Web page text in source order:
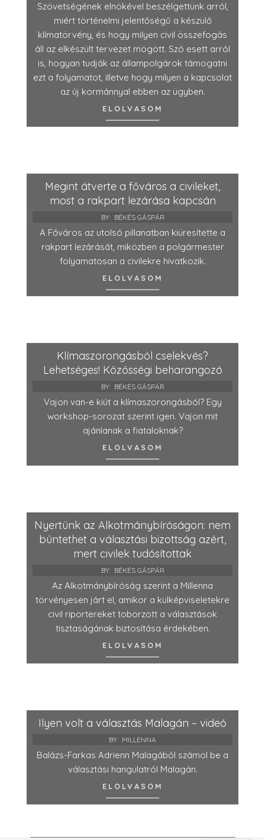
Szövetségének elnökével beszélgettünk arról,
miért történelmi jelentőségű a készülő
klímatörvény, és hogy milyen civil összefogás
áll az elkészült tervezet mögött. Szó esett arról
is, hogyan tudják az állampolgárok támogatni
ezt a folyamatot, illetve hogy milyen a kapcsolat
az új kormánnyal ebben az ügyben.
ELOLVASOM
Megint átverte a főváros a civileket,
most a rakpart lezárása kapcsán
BY: BÉKÉS GÁSPÁR
A Főváros az utolsó pillanatban kiüresítette a
rakpart lezárását, miközben a polgármester
folyamatosan a civilekre hivatkozik.
ELOLVASOM
Klímaszorongásból cselekvés?
Lehetséges! Közösségi beharangozó
BY: BÉKÉS GÁSPÁR
Vajon van-e kiút a klímaszorongásból? Egy
workshop-sorozat szerint igen. Vajon mit
ajánlanak a fiataloknak?
ELOLVASOM
Nyertünk az Alkotmánybíróságon: nem
büntethet a választási bizottság azért,
mert civilek tudósítottak
BY: BÉKÉS GÁSPÁR
Az Alkotmánybíróság szerint a Millenna
törvényesen járt el, amikor a külképviseletekre
civil riportereket toborzott a választások
tisztaságának biztosítása érdekében.
ELOLVASOM
Ilyen volt a választás Malagán – videó
BY: MILLENNA
Balázs-Farkas Adrienn Malagából számol be a
választási hangulatról Malagán.
ELOLVASOM